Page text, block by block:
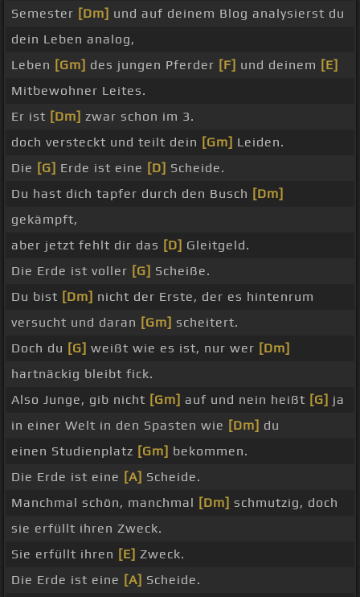
Semester [Dm] und auf deinem Blog analysierst du
dein Leben analog,
Leben [Gm] des jungen Pferder [F] und deinem [E]
Mitbewohner Leites.
Er ist [Dm] zwar schon im 3.
doch versteckt und teilt dein [Gm] Leiden.
Die [G] Erde ist eine [D] Scheide.
Du hast dich tapfer durch den Busch [Dm]
gekämpft,
aber jetzt fehlt dir das [D] Gleitgeld.
Die Erde ist voller [G] Scheiße.
Du bist [Dm] nicht der Erste, der es hintenrum
versucht und daran [Gm] scheitert.
Doch du [G] weißt wie es ist, nur wer [Dm]
hartnäckig bleibt fick.
Also Junge, gib nicht [Gm] auf und nein heißt [G] ja
in einer Welt in den Spasten wie [Dm] du
einen Studienplatz [Gm] bekommen.
Die Erde ist eine [A] Scheide.
Manchmal schön, manchmal [Dm] schmutzig, doch
sie erfüllt ihren Zweck.
Sie erfüllt ihren [E] Zweck.
Die Erde ist eine [A] Scheide.